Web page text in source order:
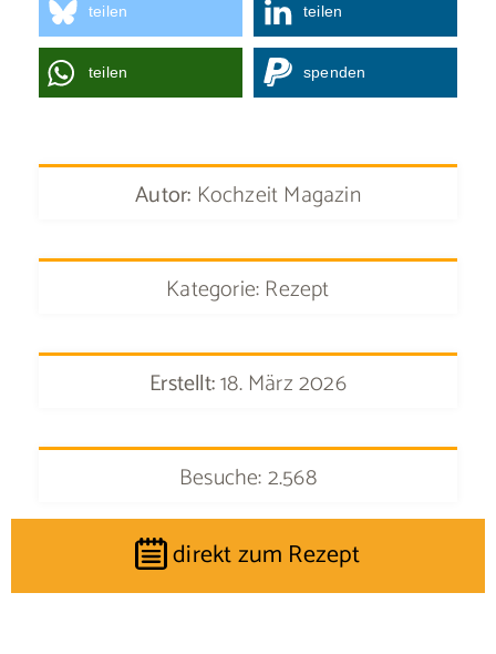
teilen teilen
teilen spenden
Autor: Kochzeit Magazin
Kategorie: Rezept
Erstellt:18. März 2026
Besuche: 2.568
direkt zum Rezept